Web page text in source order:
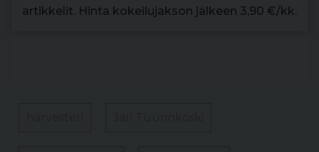
artikkelit. Hinta kokeilujakson jälkeen 3,90 €/kk.